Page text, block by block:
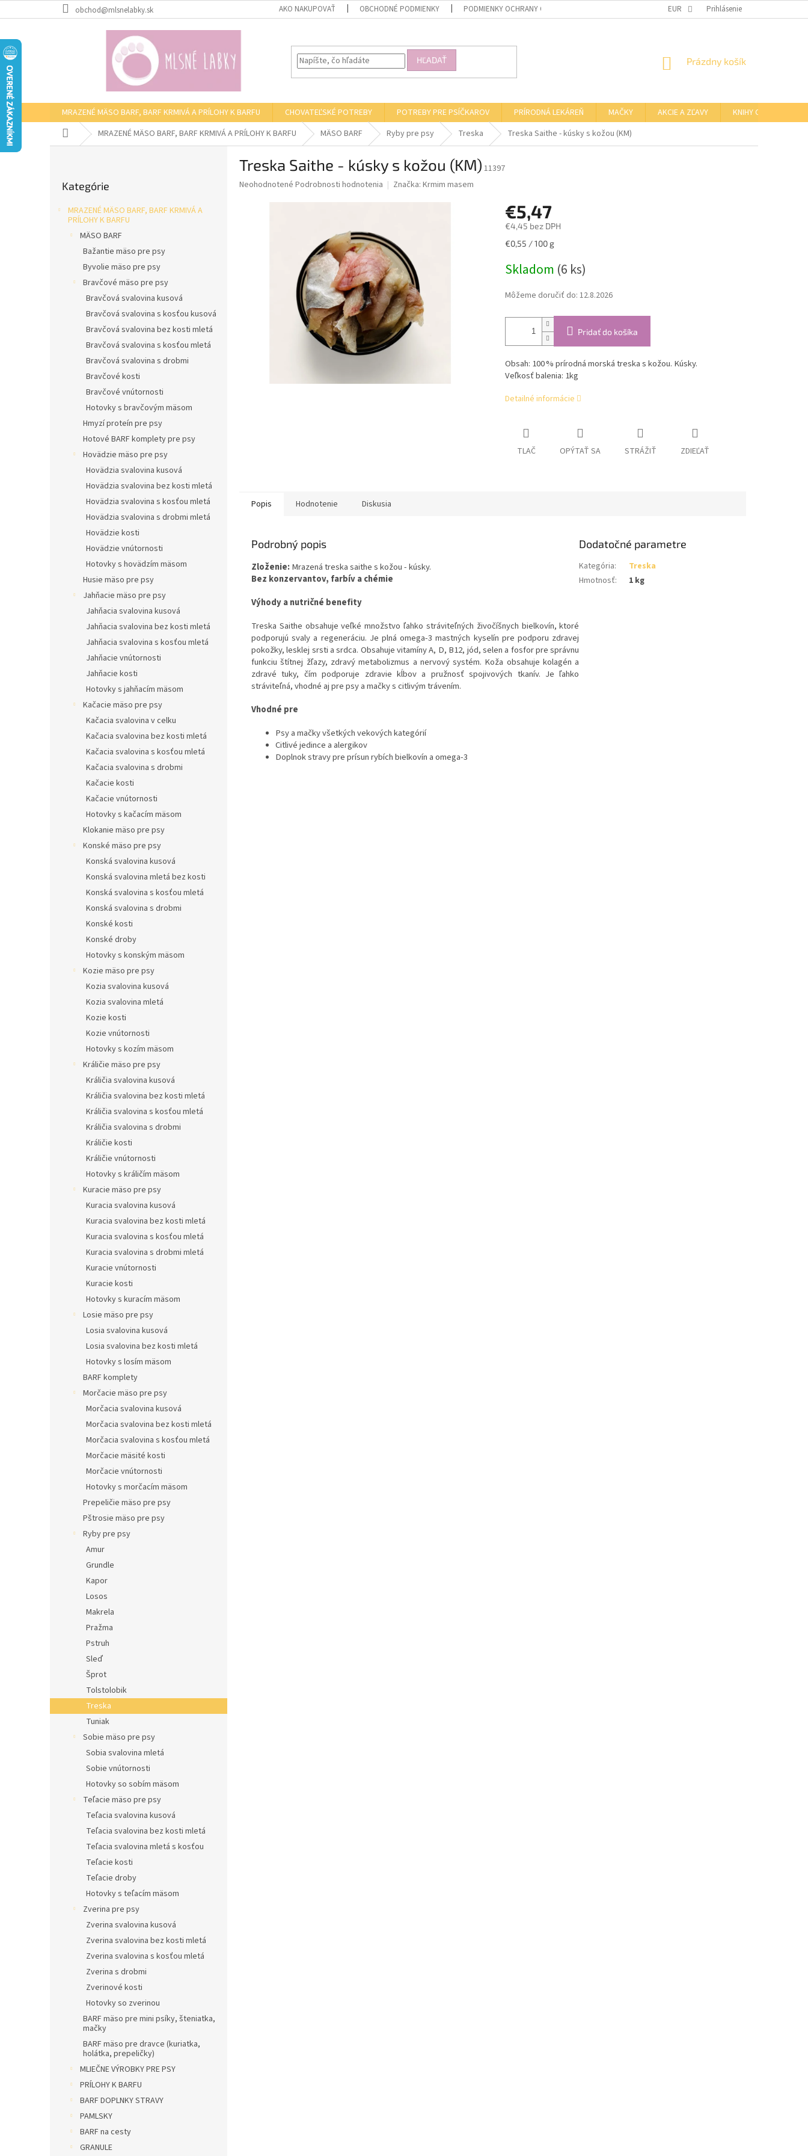
na
obchod@mlsnelabky.sk AKO NAKUPOVAŤ OBCHODNÉ PODMIENKY PODMIENKY OCHRANY OSOBNÝCH ÚDAJOV OTVÁRACIE HODINY KAMENNEJ PREDAJNE
EUR Prihlásenie
HĽADAŤ
NÁKUPNÝ
Prázdny košík
MRAZENÉ MÄSO BARF, BARF KRMIVÁ A PRÍLOHY K BARFU CHOVATEĽSKÉ POTREBY POTREBY PRE PSÍČKAROV PRÍRODNÁ LEKÁREŇ MAČKY AKCIE A ZĽAVY
KNIHY O BARFE
DomovMRAZENÉ MÄSO BARF, BARF KRMIVÁ A PRÍLOHY K BARFU MÄSO BARF Ryby pre psy Treska Treska Saithe - kúsky s kožou (KM)
kategórie
Kategórie
MRAZENÉ MÄSO BARF, BARF KRMIVÁ A
PRÍLOHY K BARFU
MÄSO BARF
Bažantie mäso pre psy
Byvolie mäso pre psy
Bravčové mäso pre psy
Bravčová svalovina kusová
Bravčová svalovina s kosťou kusová
Bravčová svalovina bez kosti mletá
Bravčová svalovina s kosťou mletá
Bravčová svalovina s drobmi
Bravčové kosti
Bravčové vnútornosti
Hotovky s bravčovým mäsom
Hmyzí proteín pre psy
Hotové BARF komplety pre psy
Hovädzie mäso pre psy
Hovädzia svalovina kusová
Hovädzia svalovina bez kosti mletá
Hovädzia svalovina s kosťou mletá
Hovädzia svalovina s drobmi mletá
Hovädzie kosti
Hovädzie vnútornosti
Hotovky s hovädzím mäsom
Husie mäso pre psy
Jahňacie mäso pre psy
Jahňacia svalovina kusová
Jahňacia svalovina bez kosti mletá
Jahňacia svalovina s kosťou mletá
Jahňacie vnútornosti
Jahňacie kosti
Hotovky s jahňacím mäsom
Kačacie mäso pre psy
Kačacia svalovina v celku
Kačacia svalovina bez kosti mletá
Kačacia svalovina s kosťou mletá
Kačacia svalovina s drobmi
Kačacie kosti
Kačacie vnútornosti
Hotovky s kačacím mäsom
Klokanie mäso pre psy
Konské mäso pre psy
Konská svalovina kusová
Konská svalovina mletá bez kosti
Konská svalovina s kosťou mletá
Konská svalovina s drobmi
Konské kosti
Konské droby
Hotovky s konským mäsom
Kozie mäso pre psy
Kozia svalovina kusová
Kozia svalovina mletá
Kozie kosti
Kozie vnútornosti
Hotovky s kozím mäsom
Králičie mäso pre psy
Králičia svalovina kusová
Králičia svalovina bez kosti mletá
Králičia svalovina s kosťou mletá
Králičia svalovina s drobmi
Králičie kosti
Králičie vnútornosti
Hotovky s králičím mäsom
Kuracie mäso pre psy
Kuracia svalovina kusová
Kuracia svalovina bez kosti mletá
Kuracia svalovina s kosťou mletá
Kuracia svalovina s drobmi mletá
Kuracie vnútornosti
Kuracie kosti
Hotovky s kuracím mäsom
Losie mäso pre psy
Losia svalovina kusová
Losia svalovina bez kosti mletá
Hotovky s losím mäsom
BARF komplety
Morčacie mäso pre psy
Morčacia svalovina kusová
Morčacia svalovina bez kosti mletá
Morčacia svalovina s kosťou mletá
Morčacie mäsité kosti
Morčacie vnútornosti
Hotovky s morčacím mäsom
Prepeličie mäso pre psy
Pštrosie mäso pre psy
Ryby pre psy
Amur
Grundle
Kapor
Losos
Makrela
Pražma
Pstruh
Sleď
Šprot
Tolstolobik
Treska
Tuniak
Sobie mäso pre psy
Sobia svalovina mletá
Sobie vnútornosti
Hotovky so sobím mäsom
Teľacie mäso pre psy
Teľacia svalovina kusová
Teľacia svalovina bez kosti mletá
Teľacia svalovina mletá s kosťou
Teľacie kosti
Teľacie droby
Hotovky s teľacím mäsom
Zverina pre psy
Zverina svalovina kusová
Zverina svalovina bez kosti mletá
Zverina svalovina s kosťou mletá
Zverina s drobmi
Zverinové kosti
Hotovky so zverinou
BARF mäso pre mini psíky, šteniatka,
mačky
BARF mäso pre dravce (kuriatka,
holátka, prepeličky)
MLIEČNE VÝROBKY PRE PSY
PRÍLOHY K BARFU
BARF DOPLNKY STRAVY
PAMLSKY
BARF na cesty
GRANULE
Treska Saithe - kúsky s kožou (KM) 11397
Priemerné
Neohodnotené Podrobnosti hodnotenia Značka: Krmim masem
€5,47
€4,45 bez DPH
Jednotková
€0,55 / 100 g
Skladom (6 ks)
Môžeme doručiť do: 12.8.2026
Pridať do košíka
Obsah: 100 % prírodná morská treska s kožou. Kúsky.
Veľkosť balenia: 1kg
Detailné informácie
TLAČ OPÝTAŤ SA STRÁŽIŤ ZDIEĽAŤ
Popis Hodnotenie Diskusia
Podrobný popis
Zloženie:Mrazená treska saithe s kožou - kúsky.
Bez konzervantov, farbív a chémie
Výhody a nutričné benefity
Treska Saithe obsahuje veľké množstvo ľahko stráviteľných živočíšnych bielkovín, ktoré
podporujú svaly a regeneráciu. Je plná omega-3 mastných kyselín pre podporu zdravej
pokožky, lesklej srsti a srdca. Obsahuje vitamíny A, D, B12, jód, selen a fosfor pre správnu
funkciu štítnej žľazy, zdravý metabolizmus a nervový systém. Koža obsahuje kolagén a
zdravé tuky, čím podporuje zdravie kĺbov a pružnosť spojivových tkanív. Je ľahko
stráviteľná, vhodné aj pre psy a mačky s citlivým trávením.
Vhodné pre
Psy a mačky všetkých vekových kategórií
Citlivé jedince a alergikov
Doplnok stravy pre prísun rybích bielkovín a omega-3
Dodatočné parametre
Kategória:
Treska
Hmotnosť: 1 kg